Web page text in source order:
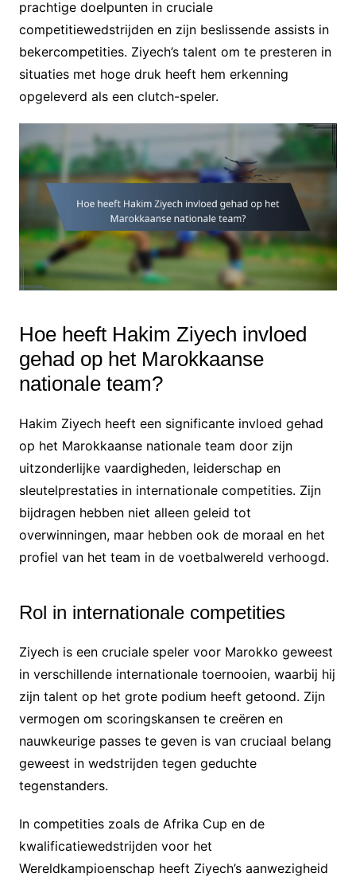
prachtige doelpunten in cruciale
competitiewedstrijden en zijn beslissende assists in
bekercompetities. Ziyech’s talent om te presteren in
situaties met hoge druk heeft hem erkenning
opgeleverd als een clutch-speler.
Hoe heeft Hakim Ziyech invloed
gehad op het Marokkaanse
nationale team?
Hakim Ziyech heeft een significante invloed gehad
op het Marokkaanse nationale team door zijn
uitzonderlijke vaardigheden, leiderschap en
sleutelprestaties in internationale competities. Zijn
bijdragen hebben niet alleen geleid tot
overwinningen, maar hebben ook de moraal en het
profiel van het team in de voetbalwereld verhoogd.
Rol in internationale competities
Ziyech is een cruciale speler voor Marokko geweest
in verschillende internationale toernooien, waarbij hij
zijn talent op het grote podium heeft getoond. Zijn
vermogen om scoringskansen te creëren en
nauwkeurige passes te geven is van cruciaal belang
geweest in wedstrijden tegen geduchte
tegenstanders.
In competities zoals de Afrika Cup en de
kwalificatiewedstrijden voor het
Wereldkampioenschap heeft Ziyech’s aanwezigheid